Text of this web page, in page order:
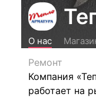
О нас
Ремонт
Компания
работает на